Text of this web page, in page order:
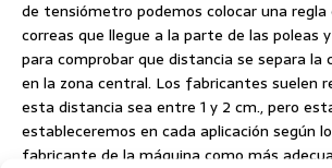
de tensiómetro podemos colocar una regla
correas que llegue a la parte de las poleas
para comprobar que distancia se separa la
en la zona central. Los fabricantes suelen
esta distancia sea entre 1 y 2 cm., pero
estableceremos en cada aplicación según
fabricante de la máquina como más